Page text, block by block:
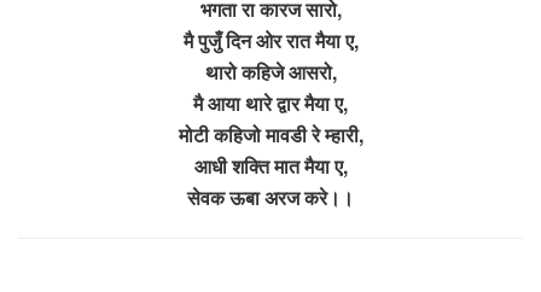
भगता रा कारज सारो,
मै पुजुँ दिन ओर रात मैया ए,
थारो कहिजे आसरो,
मै आया थारे द्वार मैया ए,
मोटी कहिजो मावडी रे म्हारी,
आधी शक्ति मात मैया ए,
सेवक ऊबा अरज करे।।